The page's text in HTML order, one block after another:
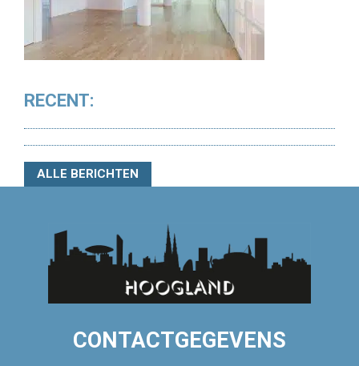
RECENT:
ALLE BERICHTEN
CONTACTGEGEVENS